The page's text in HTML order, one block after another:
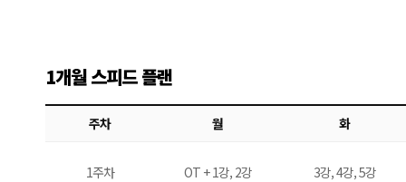
1개월 스피드 플랜
주차 월 화
1주차 OT + 1강, 2강 3강, 4강, 5강